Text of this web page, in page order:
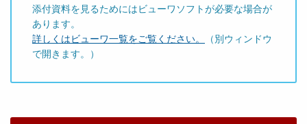
添付資料を見るためにはビューワソフトが必要な場合が
あります。
詳しくはビューワ一覧をご覧ください。
（別ウィンドウ
で開きます。）